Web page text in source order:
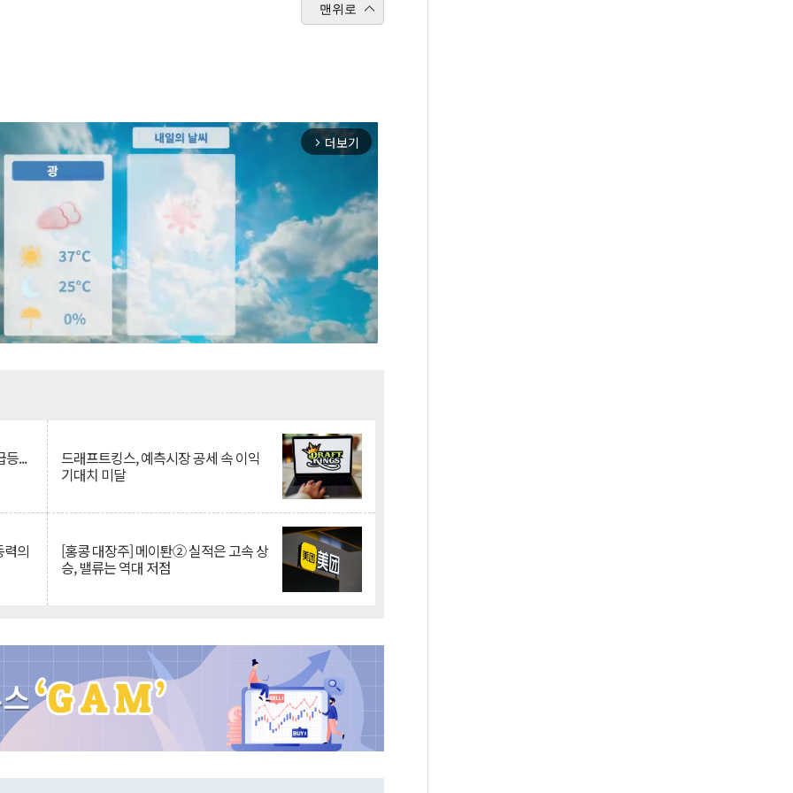
맨위로
arrow_forward_ios 더보기
등... 드래프트킹스, 예측시장 공세 속 이익
기대치 미달
의 [홍콩 대장주] 메이퇀② 실적은 고속 상
승, 밸류는 역대 저점